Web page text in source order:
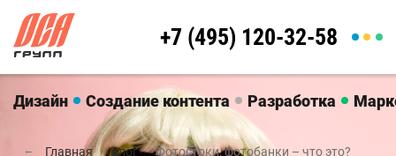
+7 (495) 120-32-58
Главная Блог Фотостоки, фотобанки – что это?
Дизайн Создание контента Разработка